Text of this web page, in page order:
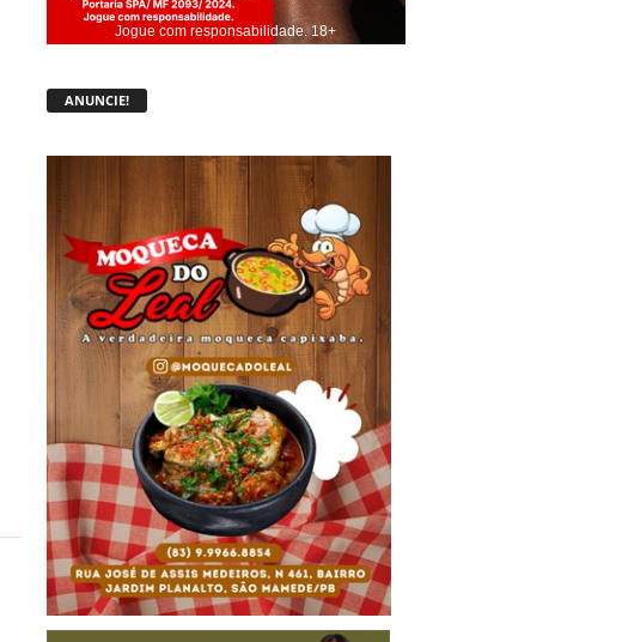
Jogue com responsabilidade. 18+
ANUNCIE!